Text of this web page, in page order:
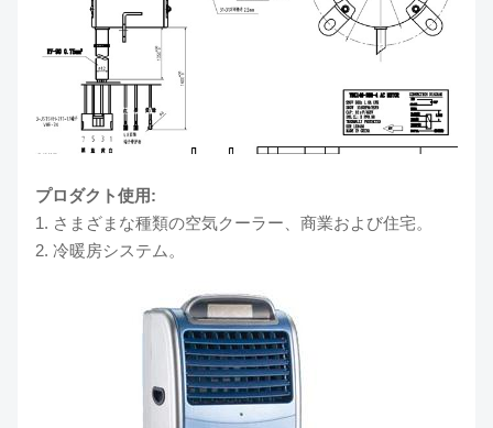
プロダクト使用:
1. さまざまな種類の空気クーラー、 商業および住宅。
2. 冷暖房システム。